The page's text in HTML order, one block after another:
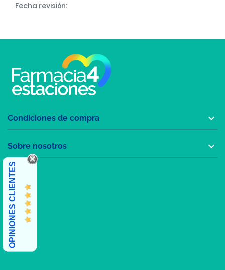
Fecha revisión:
Condiciones de compra 
Sobre nosotros 
OPINIONES CLIENTES